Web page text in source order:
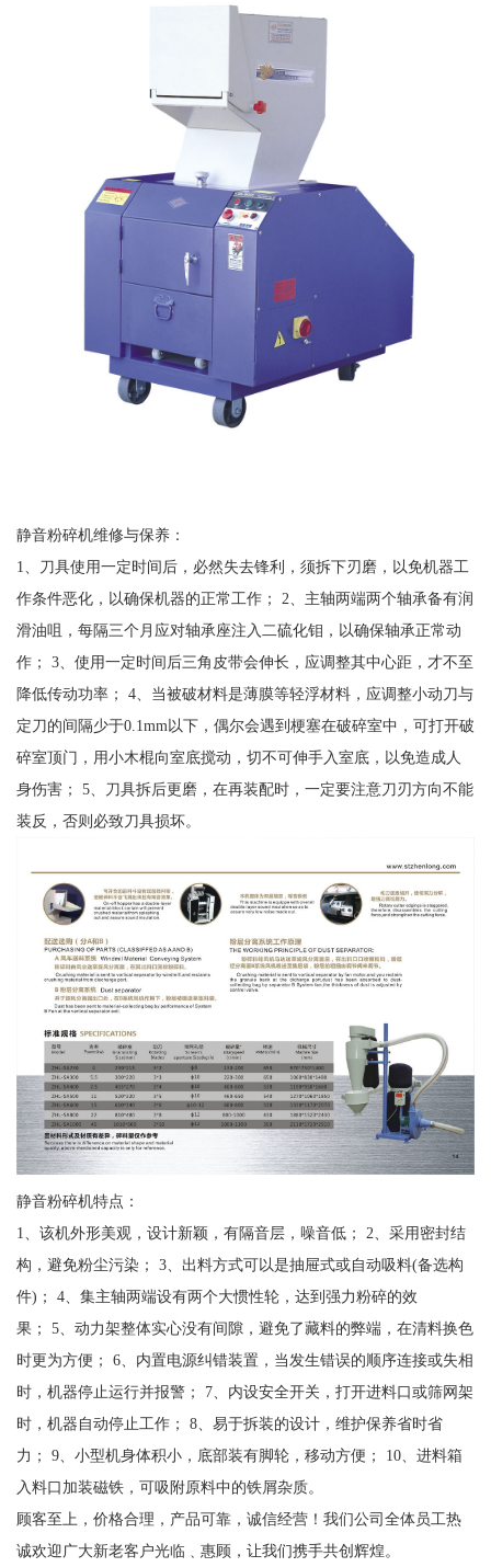
静音粉碎机维修与保养：
1、刀具使用一定时间后，必然失去锋利，须拆下刃磨，以免机器工
作条件恶化，以确保机器的正常工作； 2、主轴两端两个轴承备有润
滑油咀，每隔三个月应对轴承座注入二硫化钼，以确保轴承正常动
作； 3、使用一定时间后三角皮带会伸长，应调整其中心距，才不至
降低传动功率； 4、当被破材料是薄膜等轻浮材料，应调整小动刀与
定刀的间隔少于0.1mm以下，偶尔会遇到梗塞在破碎室中，可打开破
碎室顶门，用小木棍向室底搅动，切不可伸手入室底，以免造成人
身伤害； 5、刀具拆后更磨，在再装配时，一定要注意刀刃方向不能
装反，否则必致刀具损坏。
静音粉碎机特点：
1、该机外形美观，设计新颖，有隔音层，噪音低； 2、采用密封结
构，避免粉尘污染； 3、出料方式可以是抽屉式或自动吸料(备选构
件)； 4、集主轴两端设有两个大惯性轮，达到强力粉碎的效
果； 5、动力架整体实心没有间隙，避免了藏料的弊端，在清料换色
时更为方便； 6、内置电源纠错装置，当发生错误的顺序连接或失相
时，机器停止运行并报警； 7、内设安全开关，打开进料口或筛网架
时，机器自动停止工作； 8、易于拆装的设计，维护保养省时省
力； 9、小型机身体积小，底部装有脚轮，移动方便； 10、进料箱
入料口加装磁铁，可吸附原料中的铁屑杂质。
顾客至上，价格合理，产品可靠，诚信经营！我们公司全体员工热
诚欢迎广大新老客户光临﹑惠顾，让我们携手共创辉煌。